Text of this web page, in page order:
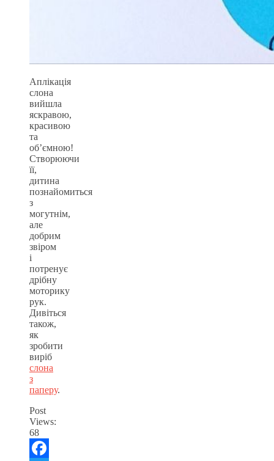
Аплікація
слона
вийшла
яскравою,
красивою
та
об’ємною!
Створюючи
її,
дитина
познайомиться
з
могутнім,
але
добрим
звіром
і
потренує
дрібну
моторику
рук.
Дивіться
також,
як
зробити
виріб
слона
з
паперу.
Post
Views:
68